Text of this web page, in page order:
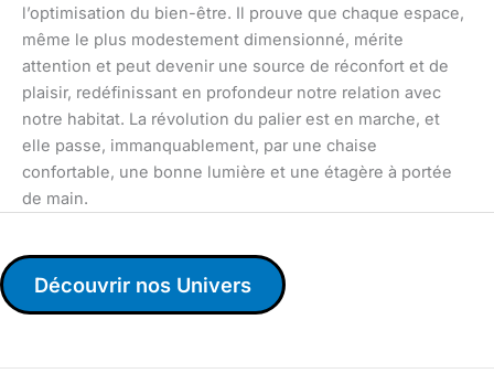
l’optimisation du bien-être. Il prouve que chaque espace,
même le plus modestement dimensionné, mérite
attention et peut devenir une source de réconfort et de
plaisir, redéfinissant en profondeur notre relation avec
notre habitat. La révolution du palier est en marche, et
elle passe, immanquablement, par une chaise
confortable, une bonne lumière et une étagère à portée
de main.
Découvrir nos Univers